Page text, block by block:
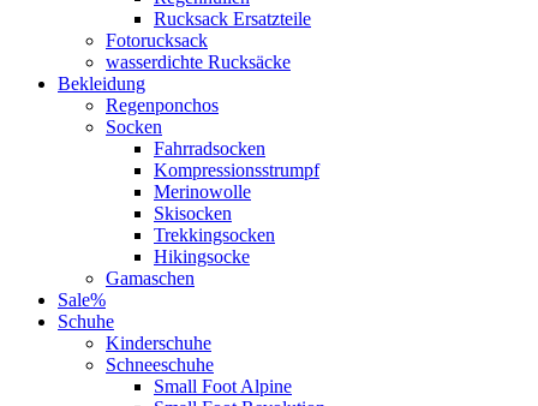
Rucksack Ersatzteile
Fotorucksack
wasserdichte Rucksäcke
Bekleidung
Regenponchos
Socken
Fahrradsocken
Kompressionsstrumpf
Merinowolle
Skisocken
Trekkingsocken
Hikingsocke
Gamaschen
Sale%
Schuhe
Kinderschuhe
Schneeschuhe
Small Foot Alpine